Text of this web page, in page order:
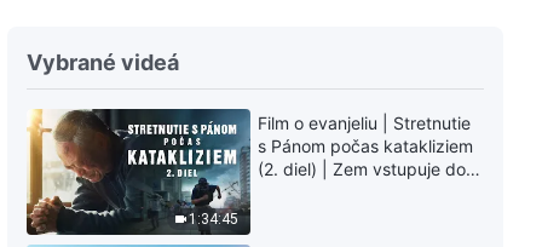
12:11
Slovo Všemohúceho Boha | „Keď
veríš v Boha, treba žiť pre
pravdu“
Vybrané videá
1:34:45
Film o evanjeliu | Stretnutie
s Pánom počas katakliziem
(2. diel) | Zem vstupuje do